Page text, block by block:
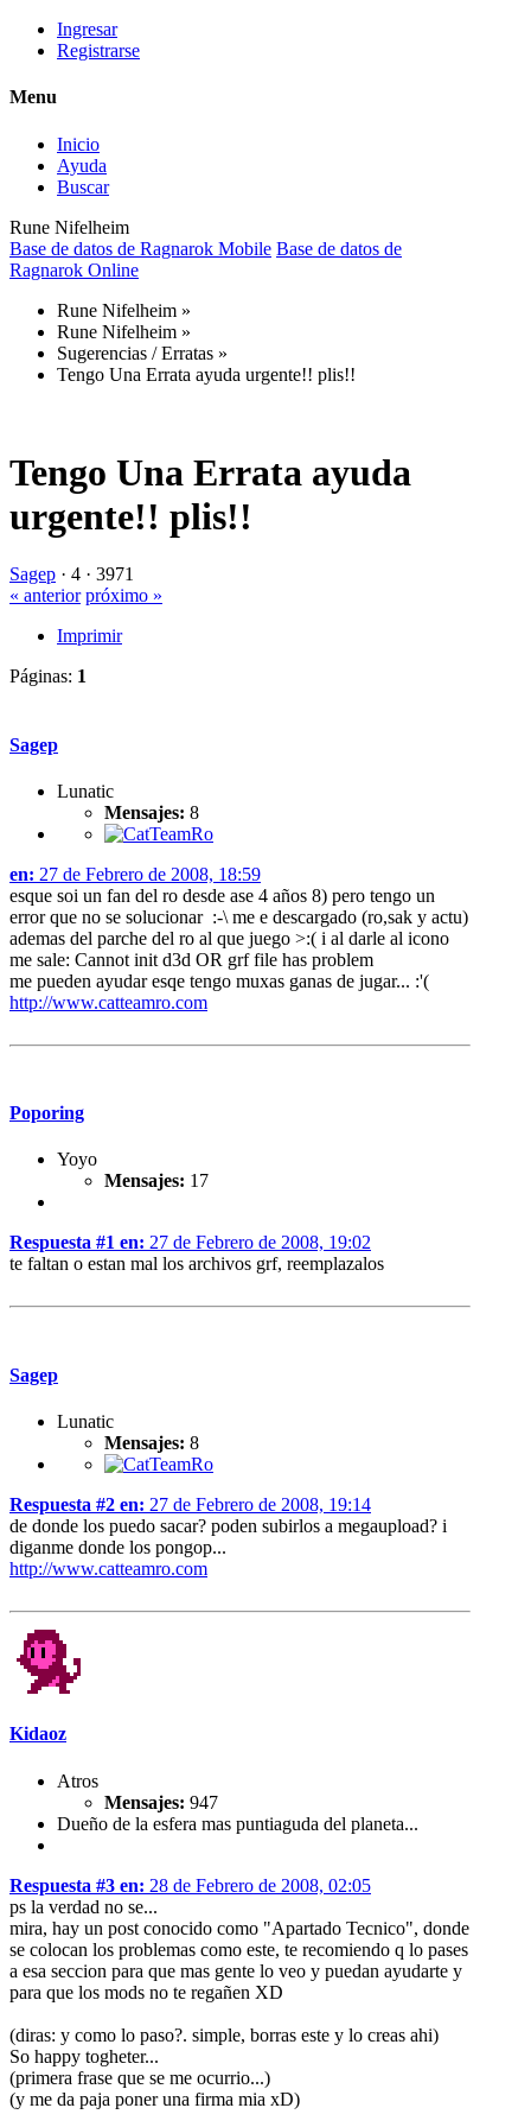
Ingresar
Registrarse
Menu
Inicio
Ayuda
Buscar
Rune Nifelheim
Base de datos de Ragnarok Mobile Base de datos de
Ragnarok Online
Rune Nifelheim »
Rune Nifelheim »
Sugerencias / Erratas »
Tengo Una Errata ayuda urgente!! plis!!
Tengo Una Errata ayuda
urgente!! plis!!
Sagep · 4 · 3971
« anterior próximo »
Imprimir
Páginas: 1
Sagep
Lunatic
Mensajes: 8
en: 27 de Febrero de 2008, 18:59
esque soi un fan del ro desde ase 4 años 8) pero tengo un
error que no se solucionar :-\ me e descargado (ro,sak y actu)
ademas del parche del ro al que juego >:( i al darle al icono
me sale: Cannot init d3d OR grf file has problem
me pueden ayudar esqe tengo muxas ganas de jugar... :'(
http://www.catteamro.com
Poporing
Yoyo
Mensajes: 17
Respuesta #1 en: 27 de Febrero de 2008, 19:02
te faltan o estan mal los archivos grf, reemplazalos
Sagep
Lunatic
Mensajes: 8
Respuesta #2 en: 27 de Febrero de 2008, 19:14
de donde los puedo sacar? poden subirlos a megaupload? i
diganme donde los pongop...
http://www.catteamro.com
Kidaoz
Atros
Mensajes: 947
Dueño de la esfera mas puntiaguda del planeta...
Respuesta #3 en: 28 de Febrero de 2008, 02:05
ps la verdad no se...
mira, hay un post conocido como "Apartado Tecnico", donde
se colocan los problemas como este, te recomiendo q lo pases
a esa seccion para que mas gente lo veo y puedan ayudarte y
para que los mods no te regañen XD
(diras: y como lo paso?. simple, borras este y lo creas ahi)
So happy togheter...
(primera frase que se me ocurrio...)
(y me da paja poner una firma mia xD)